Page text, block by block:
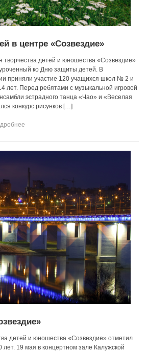
в центре «Созвездие»
творчества детей и юношества «Созвездие»
ко Дню защиты детей. В
приняли участие 120 учащихся школ № 2 и
лет. Перед ребятами с музыкальной игровой
эстрадного танца «Чао» и «Веселая
конкурс рисунков […]
детей и юношества «Созвездие» отметил
лет. 19 мая в концертном зале Калужской